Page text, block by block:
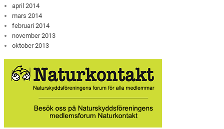
april 2014
mars 2014
februari 2014
november 2013
oktober 2013